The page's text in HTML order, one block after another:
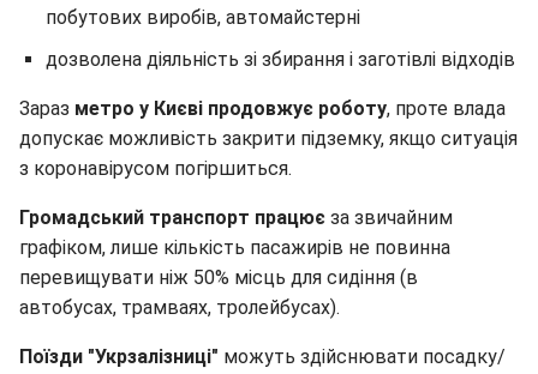
побутових виробів, автомайстерні
дозволена діяльність зі збирання і заготівлі відходів
Зараз метро у Києві продовжує роботу, проте влада
допускає можливість закрити підземку, якщо ситуація
з коронавірусом погіршиться.
Громадський транспорт працює за звичайним
графіком, лише кількість пасажирів не повинна
перевищувати ніж 50% місць для сидіння (в
автобусах, трамваях, тролейбусах).
Поїзди "Укрзалізниці" можуть здійснювати посадку/